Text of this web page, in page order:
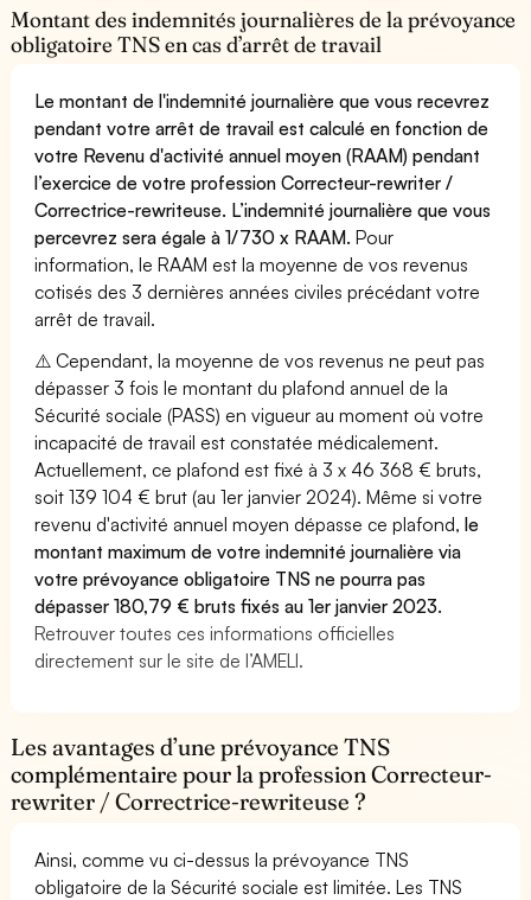
Montant des indemnités journalières de la prévoyance
obligatoire TNS en cas d’arrêt de travail
Le montant de l'indemnité journalière que vous recevrez
pendant votre arrêt de travail est calculé en fonction de
votre Revenu d'activité annuel moyen (RAAM) pendant
l’exercice de votre profession Correcteur-rewriter /
Correctrice-rewriteuse. L’indemnité journalière que vous
percevrez sera égale à 1/730 x RAAM. Pour
information, le RAAM est la moyenne de vos revenus
cotisés des 3 dernières années civiles précédant votre
arrêt de travail.
⚠️ Cependant, la moyenne de vos revenus ne peut pas
dépasser 3 fois le montant du plafond annuel de la
Sécurité sociale (PASS) en vigueur au moment où votre
incapacité de travail est constatée médicalement.
Actuellement, ce plafond est fixé à 3 x 46 368 € bruts,
soit 139 104 € brut (au 1er janvier 2024). Même si votre
revenu d'activité annuel moyen dépasse ce plafond,le
montant maximum de votre indemnité journalière via
votre prévoyance obligatoire TNS ne pourra pas
dépasser 180,79 € bruts fixés au 1er janvier 2023.
Retrouver toutes ces informations officielles
directement sur le site de l’AMELI.
Les avantages d’une prévoyance TNS
complémentaire pour la profession Correcteur-
rewriter / Correctrice-rewriteuse ?
Ainsi, comme vu ci-dessus la prévoyance TNS
obligatoire de la Sécurité sociale est limitée. Les TNS